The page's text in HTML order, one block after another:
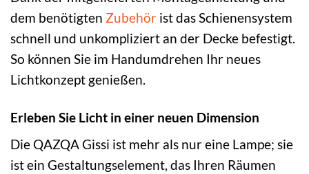
dem benötigten Zubehör ist das Schienensystem
schnell und unkompliziert an der Decke befestigt.
So können Sie im Handumdrehen Ihr neues
Lichtkonzept genießen.
Erleben Sie Licht in einer neuen Dimension
Die QAZQA Gissi ist mehr als nur eine Lampe; sie
ist ein Gestaltungselement, das Ihren Räumen